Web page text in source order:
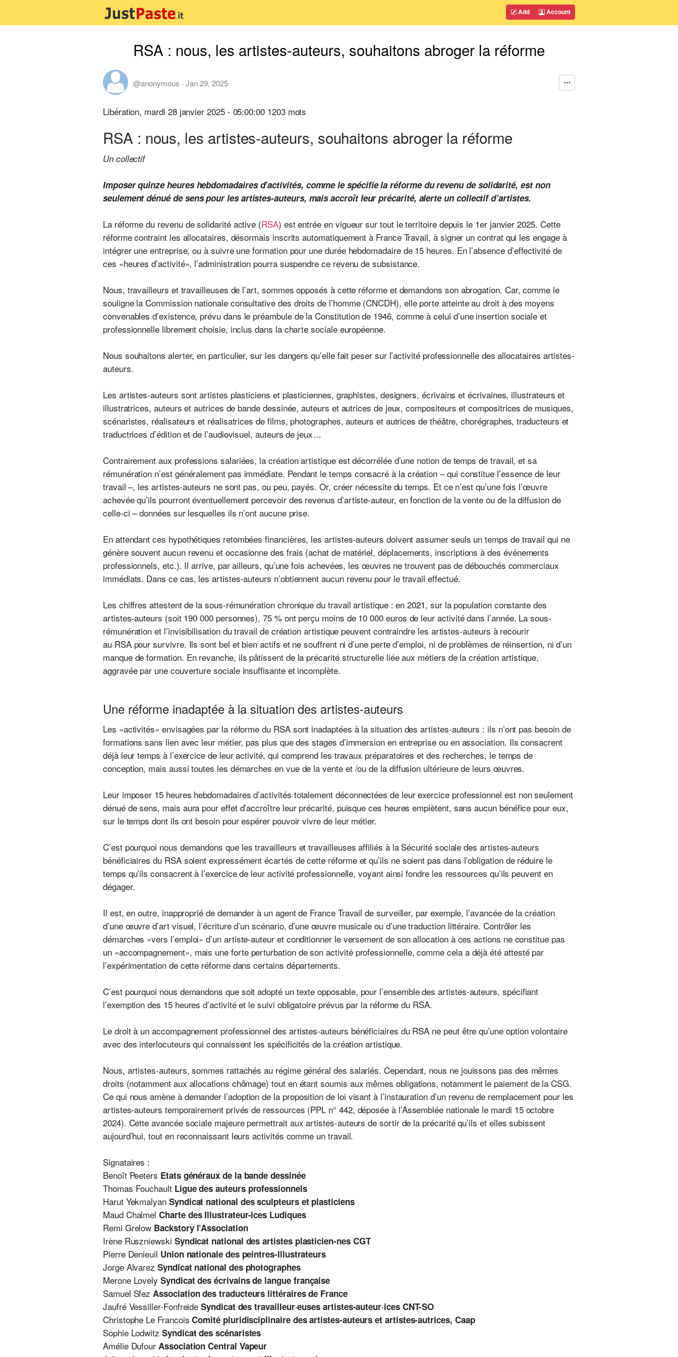
Add Account
RSA : nous, les artistes-auteurs, souhaitons abroger la réforme
@anonymous · Jan 29, 2025
Libération, mardi 28 janvier 2025 - 05:00:00 1203 mots
RSA : nous, les artistes-auteurs, souhaitons abroger la réforme
Un collectif
Imposer quinze heures hebdomadaires d’activités, comme le spécifie la réforme du revenu de solidarité, est non
seulement dénué de sens pour les artistes-auteurs, mais accroît leur précarité, alerte un collectif d’artistes.
La réforme du revenu de solidarité active (RSA) est entrée en vigueur sur tout le territoire depuis le 1er janvier 2025. Cette
réforme contraint les allocataires, désormais inscrits automatiquement à France Travail, à signer un contrat qui les engage à
intégrer une entreprise, ou à suivre une formation pour une durée hebdomadaire de 15 heures. En l’absence d’effectivité de
ces «heures d’activité», l’administration pourra suspendre ce revenu de subsistance.
Nous, travailleurs et travailleuses de l’art, sommes opposés à cette réforme et demandons son abrogation. Car, comme le
souligne la Commission nationale consultative des droits de l’homme (CNCDH), elle porte atteinte au droit à des moyens
convenables d’existence, prévu dans le préambule de la Constitution de 1946, comme à celui d’une insertion sociale et
professionnelle librement choisie, inclus dans la charte sociale européenne.
Nous souhaitons alerter, en particulier, sur les dangers qu’elle fait peser sur l’activité professionnelle des allocataires artistes-
auteurs.
Les artistes-auteurs sont artistes plasticiens et plasticiennes, graphistes, designers, écrivains et écrivaines, illustrateurs et
illustratrices, auteurs et autrices de bande dessinée, auteurs et autrices de jeux, compositeurs et compositrices de musiques,
scénaristes, réalisateurs et réalisatrices de films, photographes, auteurs et autrices de théâtre, chorégraphes, traducteurs et
traductrices d’édition et de l’audiovisuel, auteurs de jeux…
Contrairement aux professions salariées, la création artistique est décorrélée d’une notion de temps de travail, et sa
rémunération n’est généralement pas immédiate. Pendant le temps consacré à la création – qui constitue l’essence de leur
travail –, les artistes-auteurs ne sont pas, ou peu, payés. Or, créer nécessite du temps. Et ce n’est qu’une fois l’œuvre
achevée qu’ils pourront éventuellement percevoir des revenus d’artiste-auteur, en fonction de la vente ou de la diffusion de
celle-ci – données sur lesquelles ils n’ont aucune prise.
En attendant ces hypothétiques retombées financières, les artistes-auteurs doivent assumer seuls un temps de travail qui ne
génère souvent aucun revenu et occasionne des frais (achat de matériel, déplacements, inscriptions à des événements
professionnels, etc.). Il arrive, par ailleurs, qu’une fois achevées, les œuvres ne trouvent pas de débouchés commerciaux
immédiats. Dans ce cas, les artistes-auteurs n’obtiennent aucun revenu pour le travail effectué.
Les chiffres attestent de la sous-rémunération chronique du travail artistique : en 2021, sur la population constante des
artistes-auteurs (soit 190 000 personnes), 75 % ont perçu moins de 10 000 euros de leur activité dans l’année. La sous-
rémunération et l’invisibilisation du travail de création artistique peuvent contraindre les artistes-auteurs à recourir
au RSA pour survivre. Ils sont bel et bien actifs et ne souffrent ni d’une perte d’emploi, ni de problèmes de réinsertion, ni d’un
manque de formation. En revanche, ils pâtissent de la précarité structurelle liée aux métiers de la création artistique,
aggravée par une couverture sociale insuffisante et incomplète.
Une réforme inadaptée à la situation des artistes-auteurs
Les «activités» envisagées par la réforme du RSA sont inadaptées à la situation des artistes-auteurs : ils n’ont pas besoin de
formations sans lien avec leur métier, pas plus que des stages d’immersion en entreprise ou en association. Ils consacrent
déjà leur temps à l’exercice de leur activité, qui comprend les travaux préparatoires et des recherches, le temps de
conception, mais aussi toutes les démarches en vue de la vente et /ou de la diffusion ultérieure de leurs œuvres.
Leur imposer 15 heures hebdomadaires d’activités totalement déconnectées de leur exercice professionnel est non seulement
dénué de sens, mais aura pour effet d’accroître leur précarité, puisque ces heures empiètent, sans aucun bénéfice pour eux,
sur le temps dont ils ont besoin pour espérer pouvoir vivre de leur métier.
C’est pourquoi nous demandons que les travailleurs et travailleuses affiliés à la Sécurité sociale des artistes-auteurs
bénéficiaires du RSA soient expressément écartés de cette réforme et qu’ils ne soient pas dans l’obligation de réduire le
temps qu’ils consacrent à l’exercice de leur activité professionnelle, voyant ainsi fondre les ressources qu’ils peuvent en
dégager.
Il est, en outre, inapproprié de demander à un agent de France Travail de surveiller, par exemple, l’avancée de la création
d’une œuvre d’art visuel, l’écriture d’un scénario, d’une œuvre musicale ou d’une traduction littéraire. Contrôler les
démarches «vers l’emploi» d’un artiste-auteur et conditionner le versement de son allocation à ces actions ne constitue pas
un «accompagnement», mais une forte perturbation de son activité professionnelle, comme cela a déjà été attesté par
l’expérimentation de cette réforme dans certains départements.
C’est pourquoi nous demandons que soit adopté un texte opposable, pour l’ensemble des artistes-auteurs, spécifiant
l’exemption des 15 heures d’activité et le suivi obligatoire prévus par la réforme du RSA.
Le droit à un accompagnement professionnel des artistes-auteurs bénéficiaires du RSA ne peut être qu’une option volontaire
avec des interlocuteurs qui connaissent les spécificités de la création artistique.
Nous, artistes-auteurs, sommes rattachés au régime général des salariés. Cependant, nous ne jouissons pas des mêmes
droits (notamment aux allocations chômage) tout en étant soumis aux mêmes obligations, notamment le paiement de la CSG.
Ce qui nous amène à demander l’adoption de la proposition de loi visant à l’instauration d’un revenu de remplacement pour les
artistes-auteurs temporairement privés de ressources (PPL n° 442, déposée à l’Assemblée nationale le mardi 15 octobre
2024). Cette avancée sociale majeure permettrait aux artistes-auteurs de sortir de la précarité qu’ils et elles subissent
aujourd’hui, tout en reconnaissant leurs activités comme un travail.
Signataires :
Benoît Peeters Etats généraux de la bande dessinée
Thomas Fouchault Ligue des auteurs professionnels
Harut Yekmalyan Syndicat national des sculpteurs et plasticiens
Maud ChalmelCharte des Illustrateur-ices Ludiques
Remi Grelow Backstory l’Association
Irène Ruszniewski Syndicat national des artistes plasticien-nes CGT
Pierre Denieuil Union nationale des peintres-Illustrateurs
Jorge AlvarezSyndicat national des photographes
Merone LovelySyndicat des écrivains de langue française
Samuel SfezAssociation des traducteurs littéraires de France
Jaufré Vessiller-FonfreideSyndicat des travailleur·euses artistes-auteur·ices CNT-SO
Christophe Le FrancoisComité pluridisciplinaire des artistes-auteurs et artistes-autrices, Caap
Sophie Lodwitz Syndicat des scénaristes
Amélie DufourAssociation Central Vapeur